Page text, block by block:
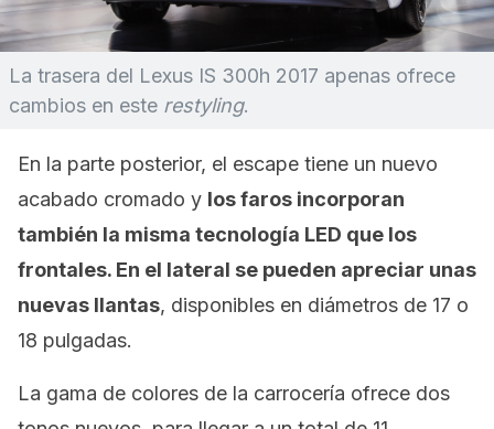
La trasera del Lexus IS 300h 2017 apenas ofrece
cambios en este restyling.
En la parte posterior, el escape tiene un nuevo
acabado cromado y los faros incorporan
también la misma tecnología LED que los
frontales. En el lateral se pueden apreciar unas
nuevas llantas, disponibles en diámetros de 17 o
18 pulgadas.
La gama de colores de la carrocería ofrece dos